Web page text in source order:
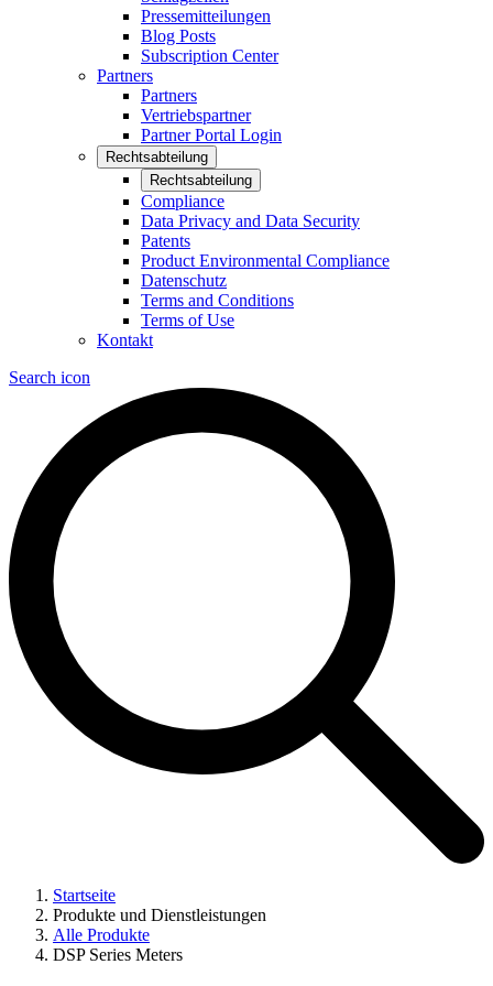
Pressemitteilungen
Blog Posts
Subscription Center
Partners
Partners
Vertriebspartner
Partner Portal Login
Rechtsabteilung
Rechtsabteilung
Compliance
Data Privacy and Data Security
Patents
Product Environmental Compliance
Datenschutz
Terms and Conditions
Terms of Use
Kontakt
Search icon
Startseite
Produkte und Dienstleistungen
Alle Produkte
DSP Series Meters